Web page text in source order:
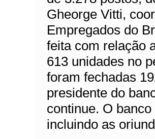
Gheorge Vitti,
Empregados do
feita com relação
613 unidades no
foram fechadas
presidente do
continue. O
incluindo as